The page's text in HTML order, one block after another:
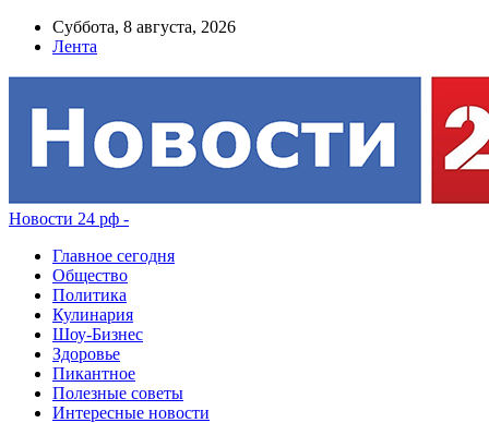
Суббота, 8 августа, 2026
Лента
Новости 24 рф -
Главное сегодня
Общество
Политика
Кулинария
Шоу-Бизнес
Здоровье
Пикантное
Полезные советы
Интересные новости